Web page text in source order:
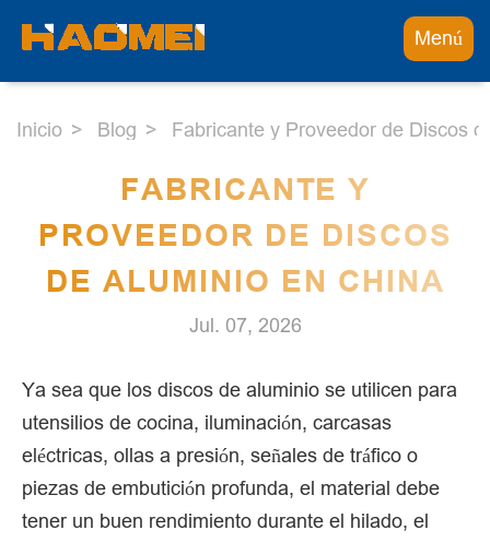
Menú
Inicio Blog Fabricante y Proveedor de Discos
FABRICANTE Y
PROVEEDOR DE DISCOS
DE ALUMINIO EN CHINA
Jul. 07, 2026
Ya sea que los discos de aluminio se utilicen para
utensilios de cocina, iluminación, carcasas
eléctricas, ollas a presión, señales de tráfico o
piezas de embutición profunda, el material debe
tener un buen rendimiento durante el hilado, el